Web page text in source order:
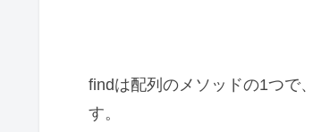
findは配列のメソッドの1つで
す。